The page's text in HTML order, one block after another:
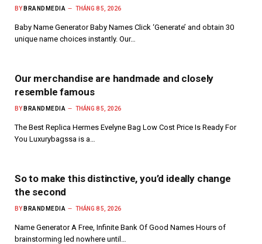
BY BRANDMEDIA THÁNG 8 5, 2026
Baby Name Generator Baby Names Click ‘Generate’ and obtain 30
unique name choices instantly. Our…
Our merchandise are handmade and closely
resemble famous
BY BRANDMEDIA THÁNG 8 5, 2026
The Best Replica Hermes Evelyne Bag Low Cost Price Is Ready For
You Luxurybagssa is a…
So to make this distinctive, you’d ideally change
the second
BY BRANDMEDIA THÁNG 8 5, 2026
Name Generator A Free, Infinite Bank Of Good Names Hours of
brainstorming led nowhere until…